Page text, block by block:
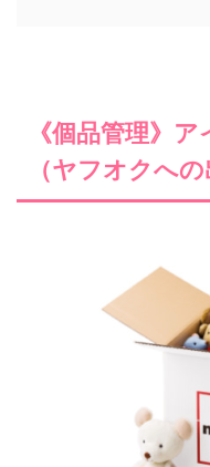
《個品管理》
（ヤフオクへの